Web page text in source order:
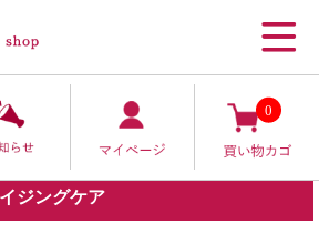
0
ジングケア